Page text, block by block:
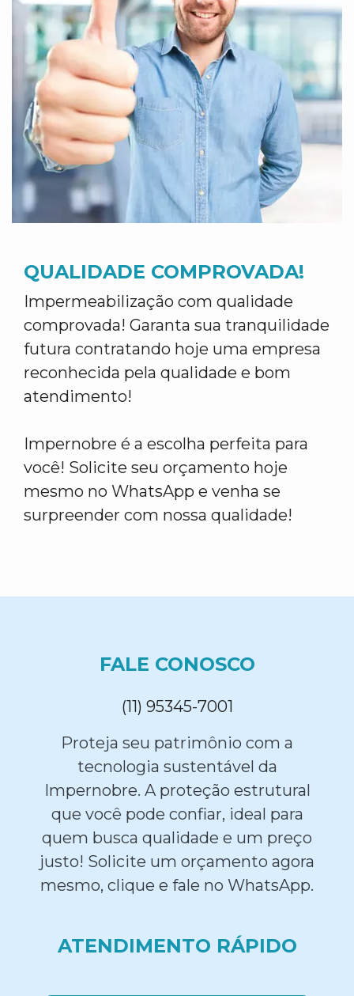
QUALIDADE COMPROVADA!
Impermeabilização com qualidade
comprovada! Garanta sua tranquilidade
futura contratando hoje uma empresa
reconhecida pela qualidade e bom
atendimento!
Impernobre é a escolha perfeita para
você! Solicite seu orçamento hoje
mesmo no WhatsApp e venha se
surpreender com nossa qualidade!
FALE CONOSCO
(11) 95345-7001
Proteja seu patrimônio com a
tecnologia sustentável da
Impernobre. A proteção estrutural
que você pode confiar, ideal para
quem busca qualidade e um preço
justo! Solicite um orçamento agora
mesmo, clique e fale no WhatsApp.
ATENDIMENTO RÁPIDO